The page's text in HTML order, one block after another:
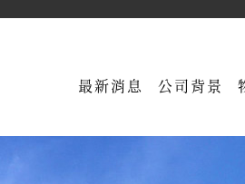
最新消息 公司背景